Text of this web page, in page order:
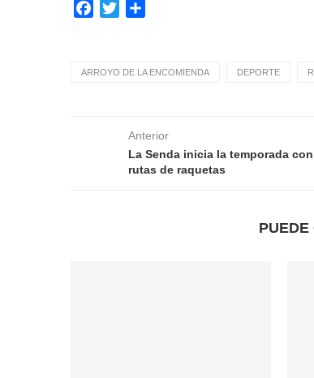
Facebook
Twitter
ARROYO DE LA ENCOMIENDA DEPORTE
Anterior
La Senda inicia la temporada
rutas de raquetas
PUEDE